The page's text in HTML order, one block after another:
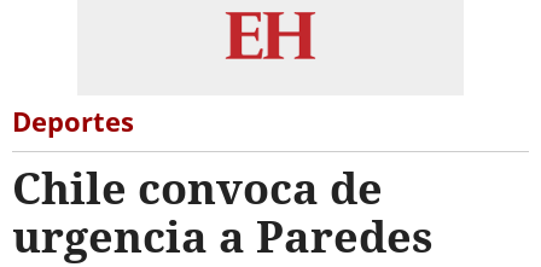
Deportes
Chile convoca de
urgencia a Paredes